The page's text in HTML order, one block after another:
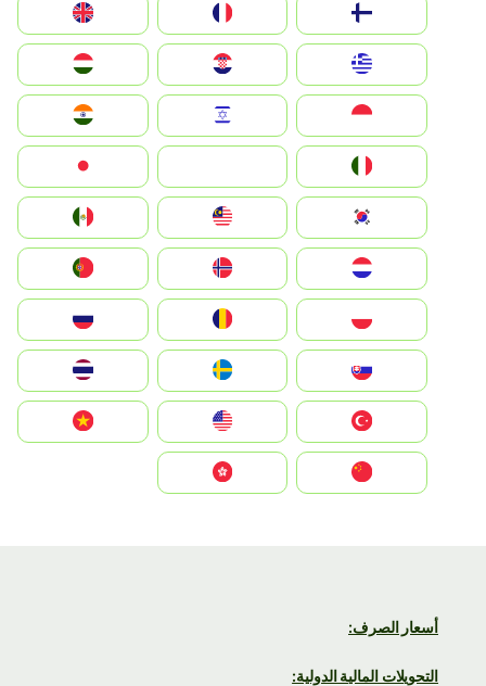
United Kingdom
Hrvatska
Magyarország
Indonesia
South Korea
Nederland
Portugal
România
Slovensko
United States
Vietnam
أسعار الصرف:
التحويلات المالية الدولية: